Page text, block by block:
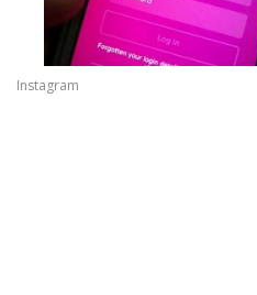
Instagram